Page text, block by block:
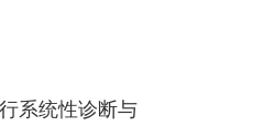
系统性诊断与